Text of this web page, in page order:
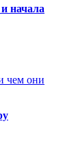
начала
чем они